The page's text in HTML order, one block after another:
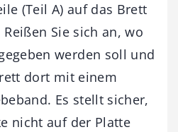
(Teil A) auf das Brett
Sie sich an, wo
werden soll und
dort mit einem
Es stellt ­sicher,
nicht auf der Platte